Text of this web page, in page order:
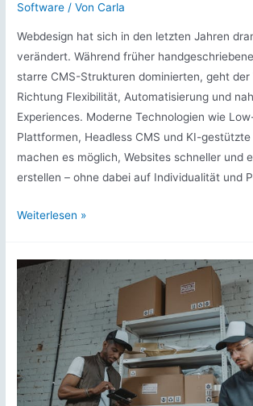
Software / VonCarla
Webdesign hat sich in den letzten Jahren
verändert. Während früher
starre CMS-Strukturen dominierten, geht der
Richtung Flexibilität, Automatisierung und
Experiences. Moderne Technologien wie
Plattformen, Headless CMS und KI-
machen es möglich, Websites schneller und
erstellen – ohne dabei auf Individualität und
Von
Headless
CMS:
entwickelt
sich
Webdesign?
Weiterlesen »